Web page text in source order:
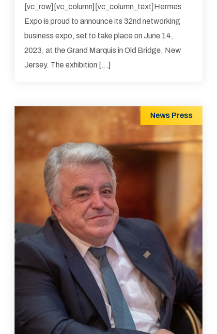
[vc_row][vc_column][vc_column_text]Hermes
Expo is proud to announce its 32nd networking
business expo, set to take place on June 14,
2023, at the Grand Marquis in Old Bridge, New
Jersey. The exhibition […]
News Press